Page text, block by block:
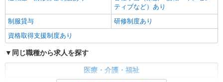
ティブなど）あり
制服貸与
研修制度あり
資格取得支援制度あり
同じ職種から求人を探す
医療・介護・福祉